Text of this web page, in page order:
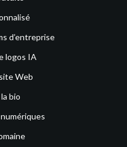
d’entreprise
logos IA
Web
bio